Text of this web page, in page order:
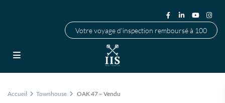
Votre voyage d'inspection remboursé à 100
Accueil Townhouse OAK 47 – Vendu